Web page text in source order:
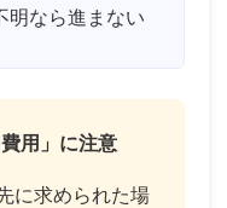
明なら進まない
用」に注意
に求められた場